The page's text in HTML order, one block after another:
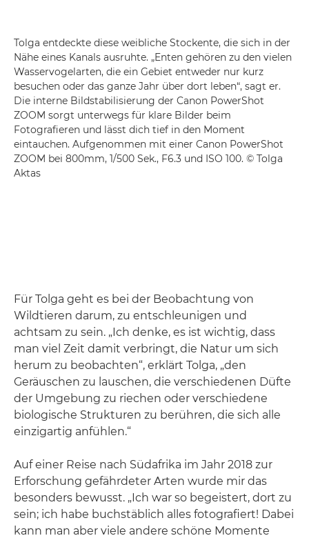
Tolga entdeckte diese weibliche Stockente, die sich in der
Nähe eines Kanals ausruhte. „Enten gehören zu den vielen
Wasservogelarten, die ein Gebiet entweder nur kurz
besuchen oder das ganze Jahr über dort leben“, sagt er.
Die interne Bildstabilisierung der Canon PowerShot
ZOOM sorgt unterwegs für klare Bilder beim
Fotografieren und lässt dich tief in den Moment
eintauchen. Aufgenommen mit einer Canon PowerShot
ZOOM bei 800mm, 1/500 Sek., F6.3 und ISO 100. © Tolga
Aktas
Für Tolga geht es bei der Beobachtung von
Wildtieren darum, zu entschleunigen und
achtsam zu sein. „Ich denke, es ist wichtig, dass
man viel Zeit damit verbringt, die Natur um sich
herum zu beobachten“, erklärt Tolga, „den
Geräuschen zu lauschen, die verschiedenen Düfte
der Umgebung zu riechen oder verschiedene
biologische Strukturen zu berühren, die sich alle
einzigartig anfühlen.“
Auf einer Reise nach Südafrika im Jahr 2018 zur
Erforschung gefährdeter Arten wurde mir das
besonders bewusst. „Ich war so begeistert, dort zu
sein; ich habe buchstäblich alles fotografiert! Dabei
kann man aber viele andere schöne Momente